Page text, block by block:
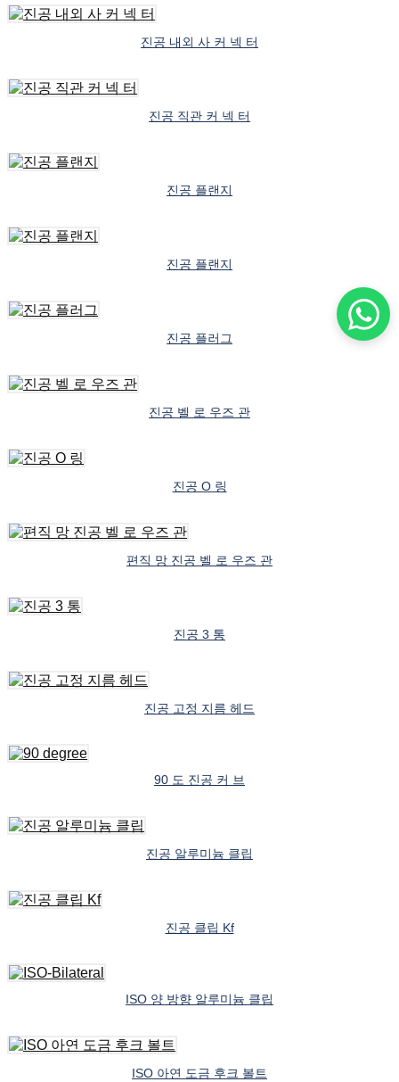
진공 내외 사 커 넥 터
진공 직관 커 넥 터
진공 플랜지
진공 플랜지
진공 플러그
진공 벨 로 우즈 관
진공 O 링
편직 망 진공 벨 로 우즈 관
진공 3 통
진공 고정 지름 헤드
90 도 진공 커 브
진공 알루미늄 클립
진공 클립 Kf
ISO 양 방향 알루미늄 클립
ISO 아연 도금 후크 볼트